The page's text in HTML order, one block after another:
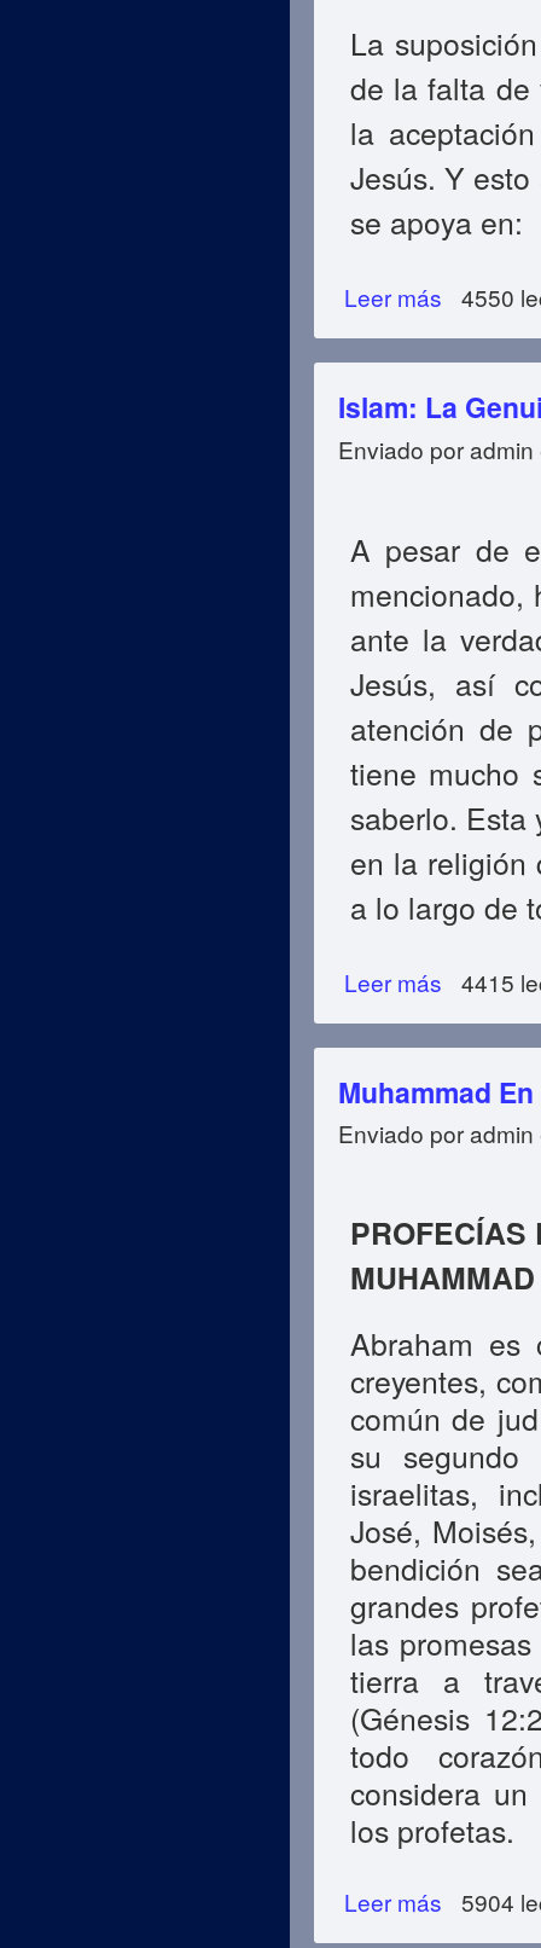
La
de la falta de
la
Jesús. Y
se apoya en:
Leer más sobre
4550
Islam: La
Enviado poradmin
A pesar de
mencionado,
ante la
Jesús, así
atención de
tiene mucho
saberlo. Esta
en la religión
a lo largo de
Leer más sobre Islam: La
4415
Muhammad
Enviado poradmin
MUHAMMAD
Abraham es
creyentes,
común de
su segundo
israelitas,
José,
bendición
grandes
las
tierra a
(Génesis
todo
considera
los profetas.
Leer más sobre
5904